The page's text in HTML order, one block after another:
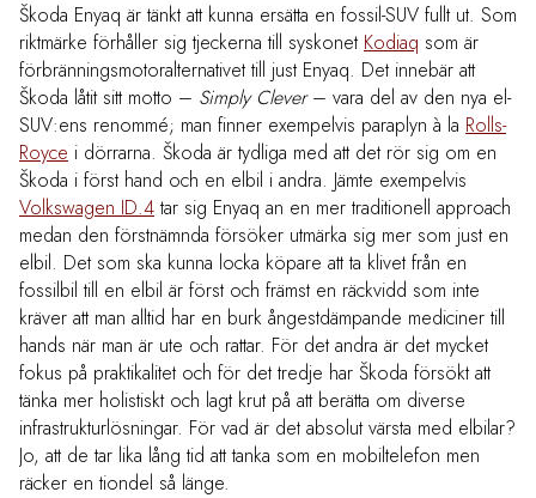
Škoda Enyaq är tänkt att kunna ersätta en fossil-SUV fullt ut. Som
riktmärke förhåller sig tjeckerna till syskonet Kodiaq som är
förbränningsmotoralternativet till just Enyaq. Det innebär att
Škoda låtit sitt motto – Simply Clever– vara del av den nya el-
SUV:ens renommé; man finner exempelvis paraplyn à la Rolls-
Royce i dörrarna. Škoda är tydliga med att det rör sig om en
Škoda i först hand och en elbil i andra. Jämte exempelvis
Volkswagen ID.4tar sig Enyaq an en mer traditionell approach
medan den förstnämnda försöker utmärka sig mer som just en
elbil. Det som ska kunna locka köpare att ta klivet från en
fossilbil till en elbil är först och främst en räckvidd som inte
kräver att man alltid har en burk ångestdämpande mediciner till
hands när man är ute och rattar. För det andra är det mycket
fokus på praktikalitet och för det tredje har Škoda försökt att
tänka mer holistiskt och lagt krut på att berätta om diverse
infrastrukturlösningar. För vad är det absolut värsta med elbilar?
Jo, att de tar lika lång tid att tanka som en mobiltelefon men
räcker en tiondel så länge.